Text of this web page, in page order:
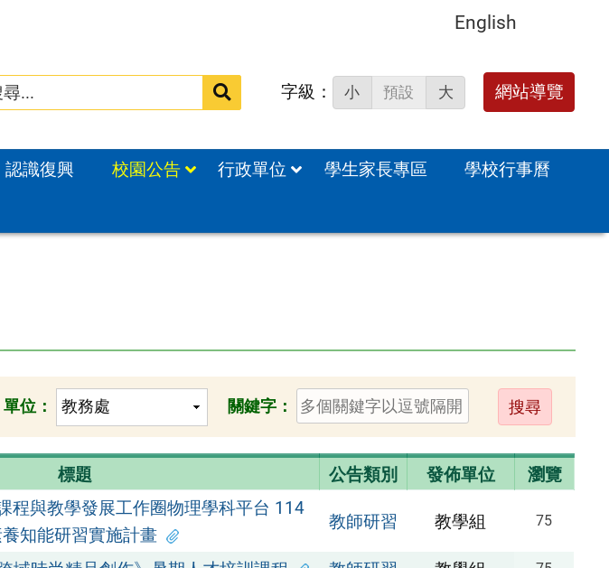
English
搜
字級： 小 預設 大 網站導覽
認識復興 校園公告 行政單位 學生家長專區
學校行事曆
單位： 關鍵字：
送
出
標題 公告類別 發佈單位 瀏覽
程與教學發展工作圈物理學科平台 114
知能研習實施計畫
教師研習 教學組 75